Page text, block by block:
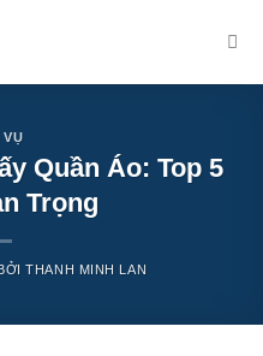
VỤ
Quần Áo: Top 5
Trọng
BỞITHANH MINH LAN